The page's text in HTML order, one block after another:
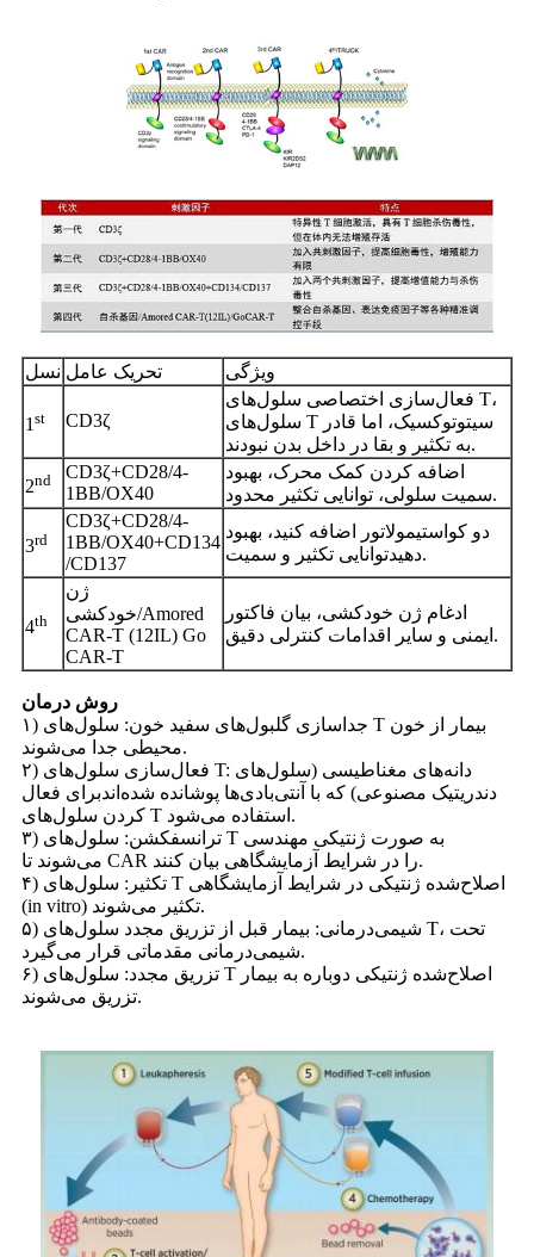
نسل تحریک عامل ویژگی
1 st CD3ζ
فعال‌سازی اختصاصی سلول‌های T،
سلول‌های T سیتوتوکسیک، اما قادر
به تکثیر و بقا در داخل بدن نبودند.
2nd
CD3ζ+CD28/4-
1BB/OX40
اضافه کردن کمک محرک، بهبود
سمیت سلولی، توانایی تکثیر محدود.
3rd
CD3ζ+CD28/4-
1BB/OX40+CD134
/CD137
دو کواستیمولاتور اضافه کنید، بهبود
دهیدتوانایی تکثیر و سمیت.
4th
ژن
خودکشی/Amored
CAR-T (12IL) Go
CAR-T
ادغام ژن خودکشی، بیان فاکتور
ایمنی و سایر اقدامات کنترلی دقیق.
روش درمان
۱) جداسازی گلبول‌های سفید خون: سلول‌های T بیمار از خون
محیطی جدا می‌شوند.
۲) فعال‌سازی سلول‌های T: دانه‌های مغناطیسی (سلول‌های
دندریتیک مصنوعی) که با آنتی‌بادی‌ها پوشانده شده‌اندبرای فعال
کردن سلول‌های T استفاده می‌شود.
۳) ترانسفکشن: سلول‌های T به صورت ژنتیکی مهندسی
می‌شوند تا CAR را در شرایط آزمایشگاهی بیان کنند.
۴) تکثیر: سلول‌های T اصلاح‌شده ژنتیکی در شرایط آزمایشگاهی
(in vitro) تکثیر می‌شوند.
۵) شیمی‌درمانی: بیمار قبل از تزریق مجدد سلول‌های T، تحت
شیمی‌درمانی مقدماتی قرار می‌گیرد.
۶) تزریق مجدد: سلول‌های T اصلاح‌شده ژنتیکی دوباره به بیمار
تزریق می‌شوند.